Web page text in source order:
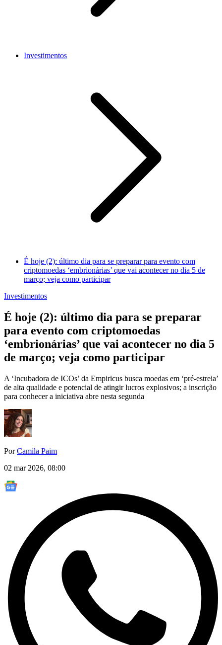
Investimentos
É hoje (2): último dia para se preparar para evento com
criptomoedas ‘embrionárias’ que vai acontecer no dia 5 de
março; veja como participar
Investimentos
É hoje (2): último dia para se preparar
para evento com criptomoedas
‘embrionárias’ que vai acontecer no dia 5
de março; veja como participar
A ‘Incubadora de ICOs’ da Empiricus busca moedas em ‘pré-estreia’
de alta qualidade e potencial de atingir lucros explosivos; a inscrição
para conhecer a iniciativa abre nesta segunda
PorCamila Paim
02 mar 2026, 08:00